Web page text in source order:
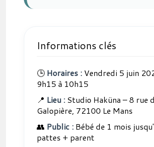
Informations clés
🕒 Horaires : Vendredi 5 juin
9h15 à 10h15
📍 Lieu : Studio Haküna – 8 rue
Galopière, 72100 Le Mans
👥 Public : Bébé de 1 mois
pattes + parent